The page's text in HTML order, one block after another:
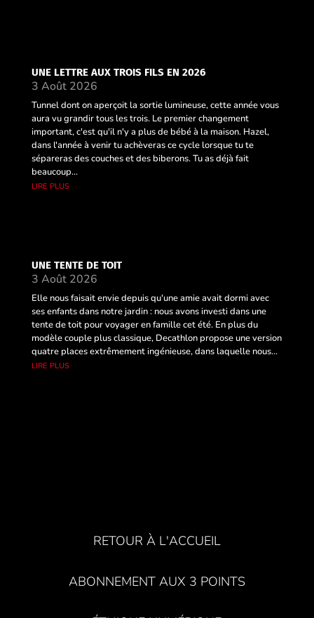
UNE LETTRE AUX TROIS FILS EN 2026
3 Août 2026
Tunnel dont on aperçoit la sortie lumineuse, cette année vous
aura vu grandir tous les trois. Le premier changement
important, c'est qu'il n'y a plus de bébé à la maison. Hazel,
dans l'année à venir tu achèveras ce cycle lorsque tu te
sépareras des couches et des biberons. Tu as déjà fait
beaucoup...
lire plus
UNE TENTE DE TOIT
3 Août 2026
Elle nous faisait envie depuis qu'une amie avait dormi avec
ses enfants dans notre jardin : nous avons investi dans une
tente de toit pour voyager en famille cet été. En plus du
modèle couple plus classique, Decathlon propose une version
quatre places extrêmement ingénieuse, dans laquelle nous...
lire plus
RETOUR À L'ACCUEIL
ABONNEMENT AUX 3 POINTS